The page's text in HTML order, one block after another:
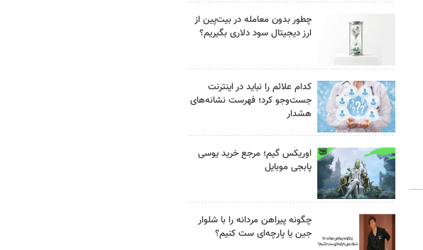
چطور بدون معامله در بیت‌پین از
ارز دیجیتال سود دلاری بگیریم؟
کدام علائم را نباید در اینترنت
جست‌وجو کرد؛ فهرست نشانه‌های
هشدار
اوریکس گیم؛ مرجع خرید یوسی
پابجی موبایل
چگونه پیراهن مردانه را با شلوار
جین یا پارچه‌ای ست کنیم؟